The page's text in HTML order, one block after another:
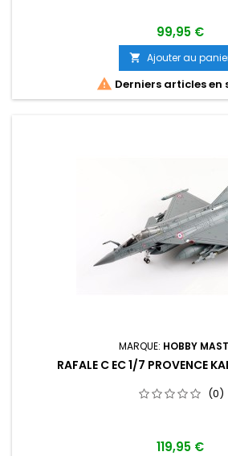
99,95 €
 Ajouter au
 Derniers articles en
MARQUE: HOBBY
RAFALE C EC 1/7 PROVENCE
(0)
119,95 €